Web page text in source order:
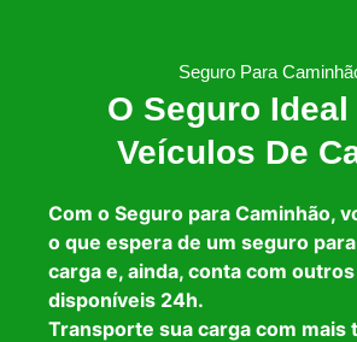
Seguro Para
O Seguro Ideal
Veículos De
Com o Seguro para Caminhão,
o que espera de um seguro
carga e, ainda, conta com
disponíveis 24h.
Transporte sua carga com mais